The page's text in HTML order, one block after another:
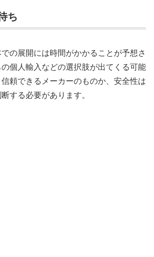
ち
の展開には時間がかかることが予想さ
個人輸入などの選択肢が出てくる可能
頼できるメーカーのものか、安全性は
する必要があります。